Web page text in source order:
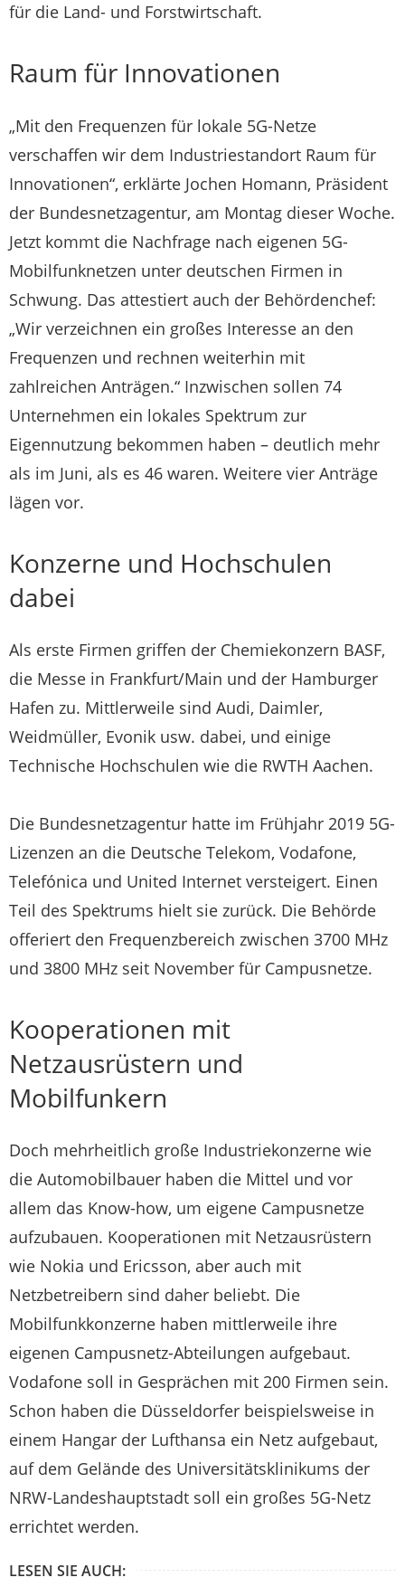
für die Land- und Forstwirtschaft.
Raum für Innovationen
„Mit den Frequenzen für lokale 5G-Netze
verschaffen wir dem Industriestandort Raum für
Innovationen“, erklärte Jochen Homann, Präsident
der Bundesnetzagentur, am Montag dieser Woche.
Jetzt kommt die Nachfrage nach eigenen 5G-
Mobilfunknetzen unter deutschen Firmen in
Schwung. Das attestiert auch der Behördenchef:
„Wir verzeichnen ein großes Interesse an den
Frequenzen und rechnen weiterhin mit
zahlreichen Anträgen.“ Inzwischen sollen 74
Unternehmen ein lokales Spektrum zur
Eigennutzung bekommen haben – deutlich mehr
als im Juni, als es 46 waren. Weitere vier Anträge
lägen vor.
Konzerne und Hochschulen
dabei
Als erste Firmen griffen der Chemiekonzern BASF,
die Messe in Frankfurt/Main und der Hamburger
Hafen zu. Mittlerweile sind Audi, Daimler,
Weidmüller, Evonik usw. dabei, und einige
Technische Hochschulen wie die RWTH Aachen.
Die Bundesnetzagentur hatte im Frühjahr 2019 5G-
Lizenzen an die Deutsche Telekom, Vodafone,
Telefónica und United Internet versteigert. Einen
Teil des Spektrums hielt sie zurück. Die Behörde
offeriert den Frequenzbereich zwischen 3700 MHz
und 3800 MHz seit November für Campusnetze.
Kooperationen mit
Netzausrüstern und
Mobilfunkern
Doch mehrheitlich große Industriekonzerne wie
die Automobilbauer haben die Mittel und vor
allem das Know-how, um eigene Campusnetze
aufzubauen. Kooperationen mit Netzausrüstern
wie Nokia und Ericsson, aber auch mit
Netzbetreibern sind daher beliebt. Die
Mobilfunkkonzerne haben mittlerweile ihre
eigenen Campusnetz-Abteilungen aufgebaut.
Vodafone soll in Gesprächen mit 200 Firmen sein.
Schon haben die Düsseldorfer beispielsweise in
einem Hangar der Lufthansa ein Netz aufgebaut,
auf dem Gelände des Universitätsklinikums der
NRW-Landeshauptstadt soll ein großes 5G-Netz
errichtet werden.
LESEN SIE AUCH: